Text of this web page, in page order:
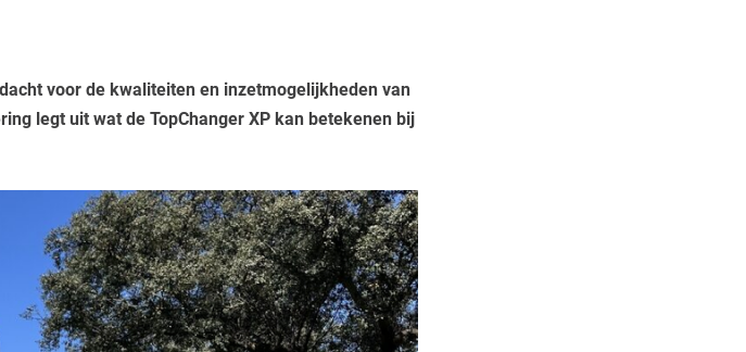
voor de kwaliteiten en inzetmogelijkheden van
legt uit wat de TopChanger XP kan betekenen bij